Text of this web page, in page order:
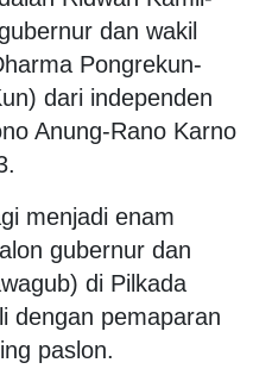
dan wakil
Pongrekun-
dari independen
Anung-Rano Karno
menjadi enam
gubernur dan
di Pilkada
dengan pemaparan
paslon.